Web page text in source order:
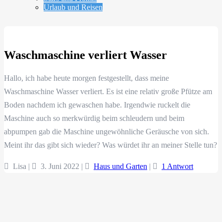
Urlaub und Reisen
Waschmaschine verliert Wasser
Hallo, ich habe heute morgen festgestellt, dass meine
Waschmaschine Wasser verliert. Es ist eine relativ große Pfütze am
Boden nachdem ich gewaschen habe. Irgendwie ruckelt die
Maschine auch so merkwürdig beim schleudern und beim
abpumpen gab die Maschine ungewöhnliche Geräusche von sich.
Meint ihr das gibt sich wieder? Was würdet ihr an meiner Stelle tun?
Lisa | 3. Juni 2022 | Haus und Garten | 1 Antwort